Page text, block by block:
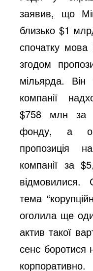
заявив, що
близько $1
спочатку
згодом
мільярда.
компанії
$758 млн за
фонду, а
пропозиція
компанії за
тема
оголила ще
актив такої
сенс боротися
корпоративно.